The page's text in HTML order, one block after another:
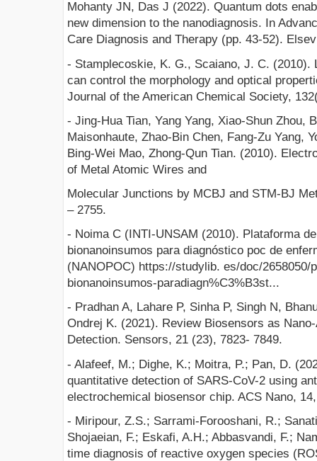
Mohanty JN, Das J (2022). Quantum dots
new dimension to the nanodiagnosis. In
Care Diagnosis and Therapy (pp. 43-52).
- Stamplecoskie, K. G., Scaiano, J. C. (2010).
can control the morphology and optical
Journal of the American Chemical Society,
- Jing-Hua Tian, Yang Yang, Xiao-Shun Zhou,
Maisonhaute, Zhao-Bin Chen, Fang-Zu Yang,
Bing-Wei Mao, Zhong-Qun Tian. (2010).
of Metal Atomic Wires and
Molecular Junctions by MCBJ and STM-BJ
– 2755.
- Noima C (INTI-UNSAM (2010). Plataforma
bionanoinsumos para diagnóstico poc de
(NANOPOC) https://studylib. es/doc/2658050/
bionanoinsumos-paradiagn%C3%B3st...
- Pradhan A, Lahare P, Sinha P, Singh N,
Ondrej K. (2021). Review Biosensors as
Detection. Sensors, 21 (23), 7823- 7849.
- Alafeef, M.; Dighe, K.; Moitra, P.; Pan, D.
quantitative detection of SARS-CoV-2 using
electrochemical biosensor chip. ACS Nano,
- Miripour, Z.S.; Sarrami-Forooshani, R.;
Shojaeian, F.; Eskafi, A.H.; Abbasvandi, F.;
time diagnosis of reactive oxygen species